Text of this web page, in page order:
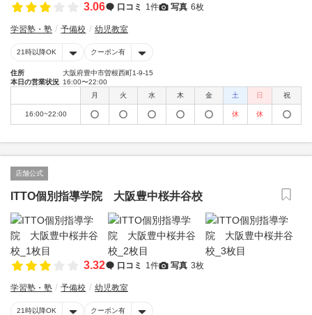
3.06 口コミ 1件 写真 6枚
学習塾・塾 予備校 幼児教室
21時以降OK クーポン有
住所
大阪府豊中市曽根西町1-9-15
本日の営業状況 16:00〜22:00
月
火 水 木 金 土 日 祝
16:00~22:00 休 休
店舗公式
ITTO個別指導学院 大阪豊中桜井谷校
3.32 口コミ 1件 写真 3枚
学習塾・塾 予備校 幼児教室
21時以降OK クーポン有